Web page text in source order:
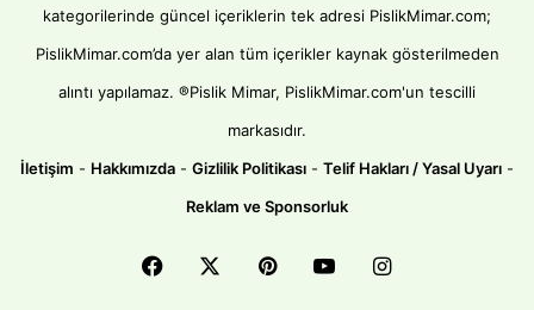
kategorilerinde güncel içeriklerin tek adresi PislikMimar.com;
PislikMimar.com’da yer alan tüm içerikler kaynak gösterilmeden
alıntı yapılamaz. ®Pislik Mimar, PislikMimar.com'un tescilli
markasıdır.
İletişim - Hakkımızda - Gizlilik Politikası - Telif Hakları / Yasal Uyarı -
Reklam ve Sponsorluk
Facebook PinterestYouTubeInstagram